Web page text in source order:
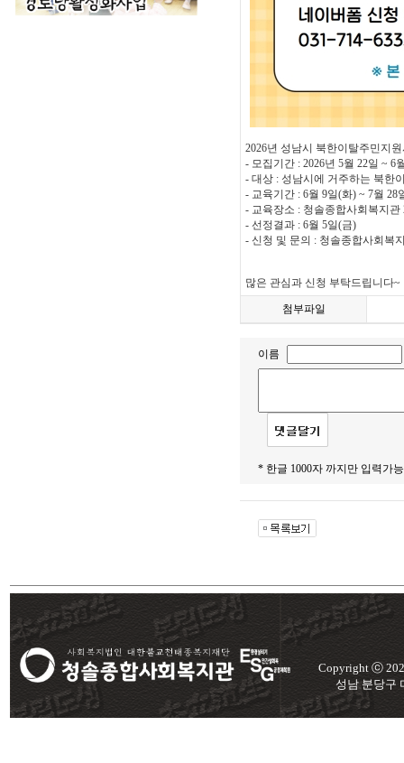
2026년 성남시 북한이탈주민지
- 모집기간 : 2026년 5월 22일 ~ 6
- 대상 : 성남시에 거주하는 북한
- 교육기간 : 6월 9일(화) ~ 7월 28
- 교육장소 : 청솔종합사회복지관
- 선정결과 : 6월 5일(금)
- 신청 및 문의 : 청솔종합사회복
많은 관심과 신청 부탁드립니다~
첨부파일
이름
* 한글 1000자 까지만 입력가
Copyright ⓒ
성남 분당구